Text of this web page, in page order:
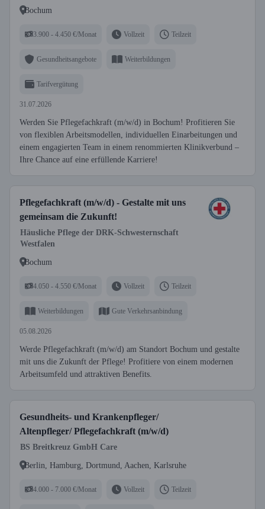
Bochum
3.900 - 4.450 €/Monat Vollzeit Teilzeit
Gesundheitsangebote Weiterbildungen
Tarifvergütung
31.07.2026
Werden Sie Pflegefachkraft (m/w/d) in Bochum! Profitieren Sie
von flexiblen Arbeitsmodellen, individuellen Einarbeitungen und
einem engagierten Team in einem renommierten Klinikverbund –
Ihre Chance auf eine erfüllende Karriere!
Pflegefachkraft (m/w/d) - Gestalte mit uns
gemeinsam die Zukunft!
Häusliche Pflege der DRK-Schwesternschaft
Westfalen
Bochum
4.050 - 4.550 €/Monat Vollzeit Teilzeit
Weiterbildungen Gute Verkehrsanbindung
05.08.2026
Werde Pflegefachkraft (m/w/d) am Standort Bochum und gestalte
mit uns die Zukunft der Pflege! Profitiere von einem modernen
Arbeitsumfeld und attraktiven Benefits.
Gesundheits- und Krankenpfleger/
Altenpfleger/ Pflegefachkraft (m/w/d)
BS Breitkreuz GmbH Care
Berlin, Hamburg, Dortmund, Aachen, Karlsruhe
4.000 - 7.000 €/Monat Vollzeit Teilzeit